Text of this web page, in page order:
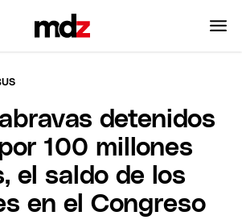
detenidos
100 millones
el saldo de los
en el Congreso